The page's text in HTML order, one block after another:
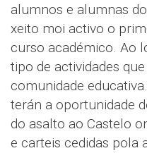
alumnos e alumnas
xeito moi activo o
curso académico. Ao
tipo de actividades
comunidade
terán a oportunidade
do asalto ao Castelo
e carteis cedidas pola